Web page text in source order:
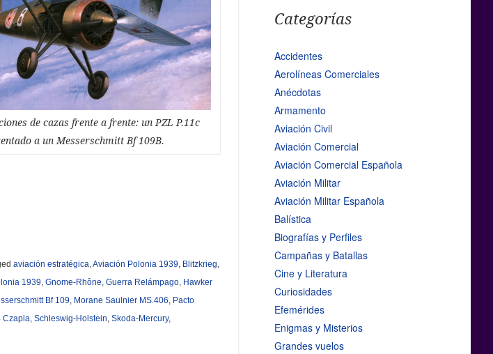
de cazas frente a frente: un PZL P.11c
a un Messerschmitt Bf 109B.
aviación estratégica,Aviación Polonia 1939, Blitzkrieg,
1939, Gnome-Rhône, Guerra Relámpago, Hawker
Bf 109, Morane Saulnier MS.406, Pacto
Czapla, Schleswig-Holstein, Skoda-Mercury,
Categorías
Accidentes
Aerolíneas Comerciales
Anécdotas
Armamento
Aviación Civil
Aviación Comercial
Aviación Comercial Española
Aviación Militar
Aviación Militar Española
Balística
Biografías y Perfiles
Campañas y Batallas
Cine y Literatura
Curiosidades
Efemérides
Enigmas y Misterios
Grandes vuelos